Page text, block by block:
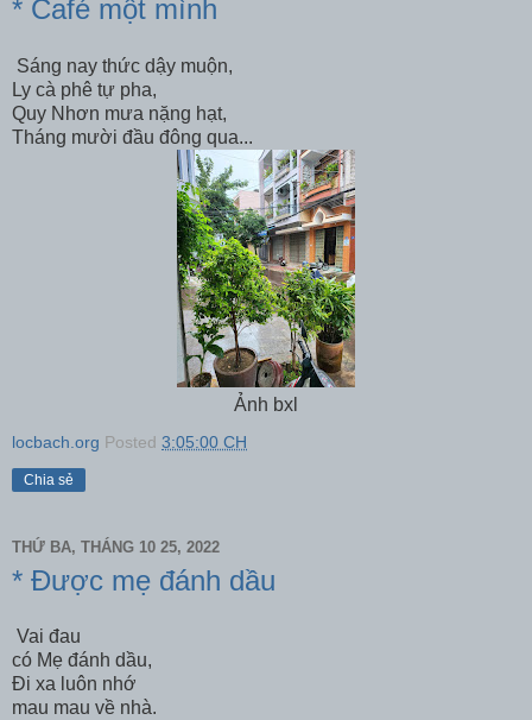
* Café một mình
Sáng nay thức dậy muộn,
Ly cà phê tự pha,
Quy Nhơn mưa nặng hạt,
Tháng mười đầu đông qua...
Ảnh bxl
locbach.org Posted 3:05:00 CH
Chia sẻ
THỨ BA, THÁNG 10 25, 2022
* Được mẹ đánh dầu
Vai đau
có Mẹ đánh dầu,
Đi xa luôn nhớ
mau mau về nhà.